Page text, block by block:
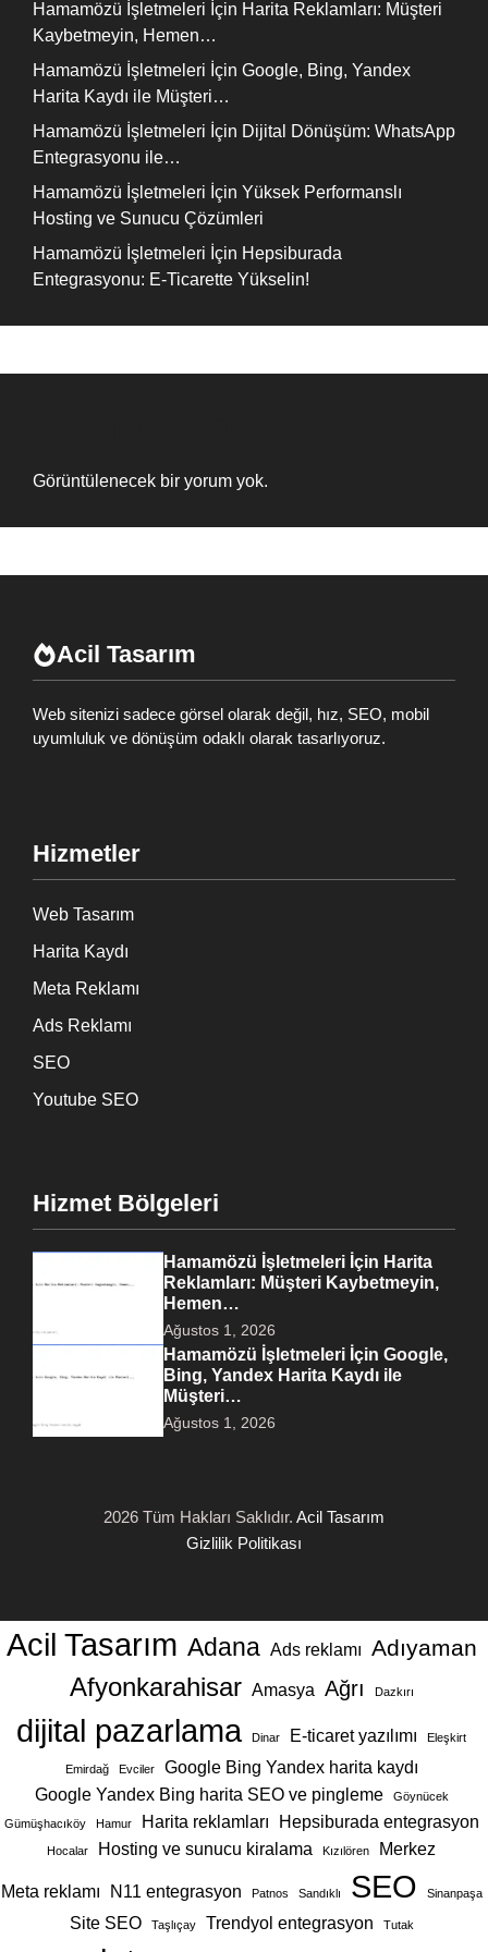
Hamamözü İşletmeleri İçin Harita Reklamları: Müşteri
Kaybetmeyin, Hemen…
Hamamözü İşletmeleri İçin Google, Bing, Yandex
Harita Kaydı ile Müşteri…
Hamamözü İşletmeleri İçin Dijital Dönüşüm: WhatsApp
Entegrasyonu ile…
Hamamözü İşletmeleri İçin Yüksek Performanslı
Hosting ve Sunucu Çözümleri
Hamamözü İşletmeleri İçin Hepsiburada
Entegrasyonu: E-Ticarette Yükselin!
Görüntülenecek bir yorum yok.
Acil Tasarım
Web sitenizi sadece görsel olarak değil, hız, SEO, mobil
uyumluluk ve dönüşüm odaklı olarak tasarlıyoruz.
Hizmetler
Web Tasarım
Harita Kaydı
Meta Reklamı
Ads Reklamı
SEO
Youtube SEO
Hizmet Bölgeleri
Hamamözü İşletmeleri İçin Harita
Reklamları: Müşteri Kaybetmeyin,
Hemen…
Ağustos 1, 2026
Hamamözü İşletmeleri İçin Google,
Bing, Yandex Harita Kaydı ile
Müşteri…
Ağustos 1, 2026
2026 Tüm Hakları Saklıdır. Acil Tasarım
Gizlilik Politikası
Acil Tasarım Adana Ads reklamı Adıyaman
Afyonkarahisar Amasya Ağrı Dazkırı
dijital pazarlama Dinar E-ticaret yazılımı Eleşkirt
Emirdağ Evciler
Google Bing Yandex harita kaydı
Google Yandex Bing harita SEO ve pingleme
Göynücek
Gümüşhacıköy Hamur Harita reklamları Hepsiburada entegrasyon
Hocalar Hosting ve sunucu kiralama Kızılören Merkez
Meta reklamı N11 entegrasyon Patnos Sandıklı SEO Sinanpaşa
Site SEO Taşlıçay Trendyol entegrasyon Tutak